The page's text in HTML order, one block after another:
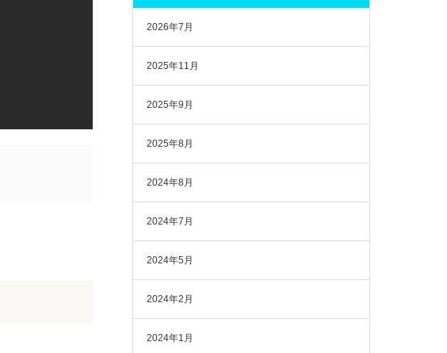
2026年7月
2025年11月
2025年9月
2025年8月
2024年8月
2024年7月
2024年5月
2024年2月
2024年1月